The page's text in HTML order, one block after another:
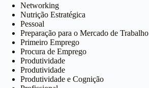
Networking
Nutrição Estratégica
Pessoal
Preparação para o Mercado de Trabalho
Primeiro Emprego
Procura de Emprego
Produtividade
Produtividade
Produtividade e Cognição